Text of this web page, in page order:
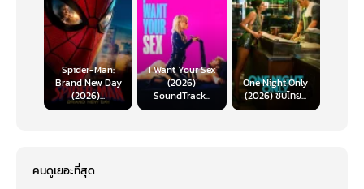
Spider-Man:
Brand New Day
(2026)...
I Want Your Sex
(2026)
SoundTrack...
One Night Only
(2026) ซับไทย...
คนดูเยอะที่สุด